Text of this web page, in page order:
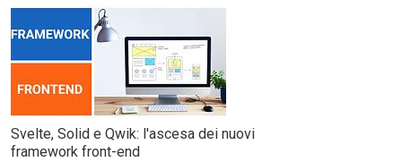
Svelte, Solid e Qwik: l'ascesa dei nuovi
framework front-end